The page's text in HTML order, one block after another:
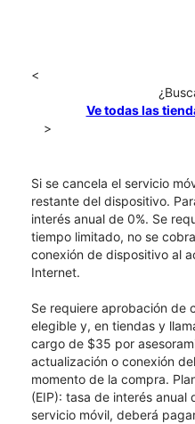
<
Ve todas las
>
Si se cancela el servicio
restante del dispositivo.
interés anual de 0%. Se
tiempo limitado, no se
conexión de dispositivo al
Internet.
Se requiere aprobación de
elegible y, en tiendas y
cargo de $35 por
actualización o conexión
momento de la compra.
(EIP): tasa de interés anual
servicio móvil, deberá